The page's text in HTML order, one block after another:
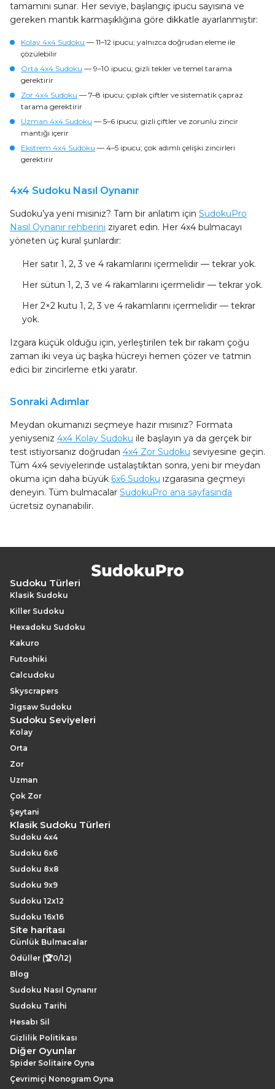
tamamını sunar. Her seviye, başlangıç ipucu sayısına ve
gereken mantık karmaşıklığına göre dikkatle ayarlanmıştır:
Kolay 4x4 Sudoku — 11–12 ipucu; yalnızca doğrudan eleme ile
çözülebilir
Orta 4x4 Sudoku — 9–10 ipucu; gizli tekler ve temel tarama
gerektirir
Zor 4x4 Sudoku — 7–8 ipucu; çıplak çiftler ve sistematik çapraz
tarama gerektirir
Uzman 4x4 Sudoku — 5–6 ipucu; gizli çiftler ve zorunlu zincir
mantığı içerir
Ekstrem 4x4 Sudoku — 4–5 ipucu; çok adımlı çelişki zincirleri
gerektirir
4x4 Sudoku Nasıl Oynanır
Sudoku’ya yeni misiniz? Tam bir anlatım için SudokuPro
Nasıl Oynanır rehberini ziyaret edin. Her 4x4 bulmacayı
yöneten üç kural şunlardır:
Her satır 1, 2, 3 ve 4 rakamlarını içermelidir — tekrar yok.
Her sütun 1, 2, 3 ve 4 rakamlarını içermelidir — tekrar yok.
Her 2×2 kutu 1, 2, 3 ve 4 rakamlarını içermelidir — tekrar
yok.
Izgara küçük olduğu için, yerleştirilen tek bir rakam çoğu
zaman iki veya üç başka hücreyi hemen çözer ve tatmin
edici bir zincirleme etki yaratır.
Sonraki Adımlar
Meydan okumanızı seçmeye hazır mısınız? Formata
yeniyseniz 4x4 Kolay Sudoku ile başlayın ya da gerçek bir
test istiyorsanız doğrudan 4x4 Zor Sudoku seviyesine geçin.
Tüm 4x4 seviyelerinde ustalaştıktan sonra, yeni bir meydan
okuma için daha büyük 6x6 Sudoku ızgarasına geçmeyi
deneyin. Tüm bulmacalar SudokuPro ana sayfasında
ücretsiz oynanabilir.
Sudoku Türleri
Klasik Sudoku
Killer Sudoku
Hexadoku Sudoku
Kakuro
Futoshiki
Calcudoku
Skyscrapers
Jigsaw Sudoku
Sudoku Seviyeleri
Kolay
Orta
Zor
Uzman
Çok Zor
Şeytani
Klasik Sudoku Türleri
Sudoku 4x4
Sudoku 6x6
Sudoku 8x8
Sudoku 9x9
Sudoku 12x12
Sudoku 16x16
Site haritası
Günlük Bulmacalar
Ödüller (🏆0/12)
Blog
Sudoku Nasıl Oynanır
Sudoku Tarihi
Hesabı Sil
Gizlilik Politikası
Diğer Oyunlar
Spider Solitaire Oyna
Çevrimiçi Nonogram Oyna